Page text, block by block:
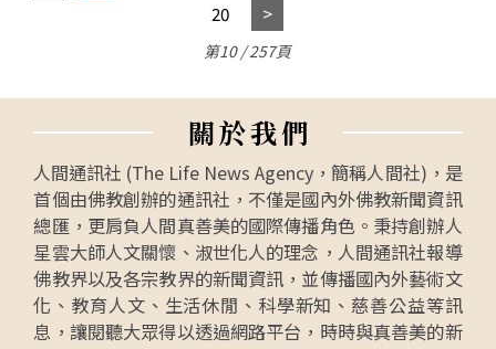
20
第10 / 257頁
關於我們
人間通訊社 (The Life News Agency，簡稱人間社)，是
首個由佛教創辦的通訊社，不僅是國內外佛教新聞資訊
總匯，更肩負人間真善美的國際傳播角色。秉持創辦人
星雲大師人文關懷、淑世化人的理念，人間通訊社報導
佛教界以及各宗教界的新聞資訊，並傳播國內外藝術文
化、教育人文、生活休閒、科學新知、慈善公益等訊
息，讓閱聽大眾得以透過網路平台，時時與真善美的新